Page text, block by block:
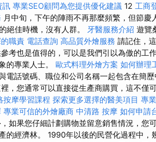
訊 專業SEO顧問為您提供優化建議 12 工商
月中旬，下午的陣雨不再那麼頻繁，但節慶
絕佳時機，沒有人群。
牙醫服務介紹 遊覽
職責 電話查詢 高品質外燴服務 請記住，
考也是值得的，可以是我們引以為傲的工
的專業人士。 歐式料理外燴方案 如何辦理
電話號碼、職位和公司名稱一起包含在簡歷
，您通常可以直接從生產商購買，這不僅
按摩學習課程 探索更多選擇的醫美項目 專
專業可信的外燴廠商 中清路 按摩 如何申請
如果您仔細計劃購物並留意銷售情況，您
的經濟林。 1990年以後的民營化過程中，